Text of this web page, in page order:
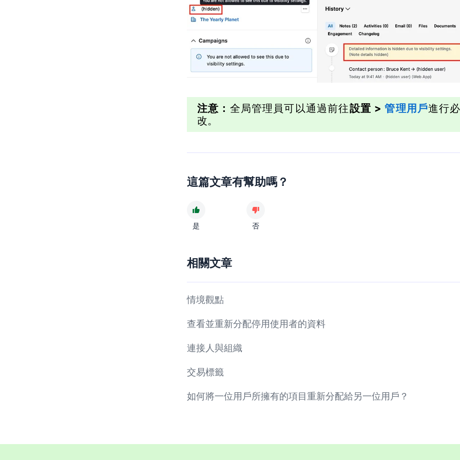
注意： 全局管理員可以通過前往設置 >管理用戶進行
改。
這篇文章有幫助嗎？
是 否
相關文章
情境觀點
查看並重新分配停用使用者的資料
連接人與組織
交易標籤
如何將一位用戶所擁有的項目重新分配給另一位用戶？